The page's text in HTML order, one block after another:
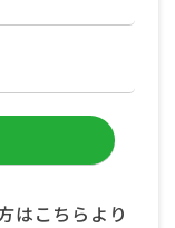
はこちらより